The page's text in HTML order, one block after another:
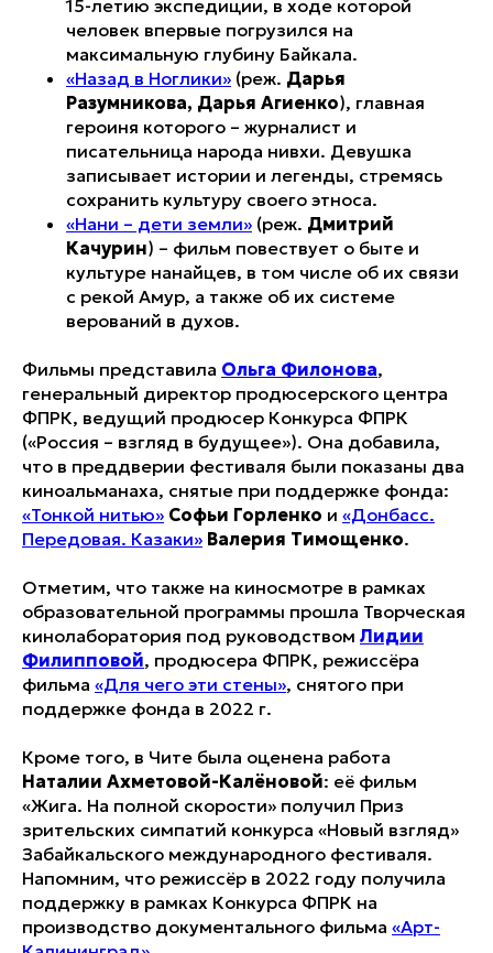
15-летию экспедиции, в ходе которой
человек впервые погрузился на
максимальную глубину Байкала.
«Назад в Ноглики» (реж. Дарья
Разумникова, Дарья Агиенко), главная
героиня которого – журналист и
писательница народа нивхи. Девушка
записывает истории и легенды, стремясь
сохранить культуру своего этноса.
«Нани – дети земли» (реж. Дмитрий
Качурин) – фильм повествует о быте и
культуре нанайцев, в том числе об их связи
с рекой Амур, а также об их системе
верований в духов.
Фильмы представила Ольга Филонова,
генеральный директор продюсерского центра
ФПРК, ведущий продюсер Конкурса ФПРК
(«Россия – взгляд в будущее»). Она добавила,
что в преддверии фестиваля были показаны два
киноальманаха, снятые при поддержке фонда:
«Тонкой нитью» Софьи Горленко и «Донбасс.
Передовая. Казаки» Валерия Тимощенко.
Отметим, что также на киносмотре в рамках
образовательной программы прошла Творческая
кинолаборатория под руководством Лидии
Филипповой, продюсера ФПРК, режиссёра
фильма «Для чего эти стены», снятого при
поддержке фонда в 2022 г.
Кроме того, в Чите была оценена работа
Наталии Ахметовой-Калёновой: её фильм
«Жига. На полной скорости» получил Приз
зрительских симпатий конкурса «Новый взгляд»
Забайкальского международного фестиваля.
Напомним, что режиссёр в 2022 году получила
поддержку в рамках Конкурса ФПРК на
производство документального фильма «Арт-